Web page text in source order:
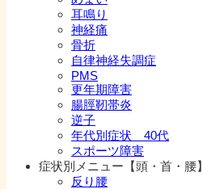
耳鳴り
神経痛
骨折
自律神経失調症
PMS
更年期障害
腸脛靭帯炎
逆子
年代別症状 40代
スポーツ障害
症状別メニュー【頭・首・腰】
反り腰